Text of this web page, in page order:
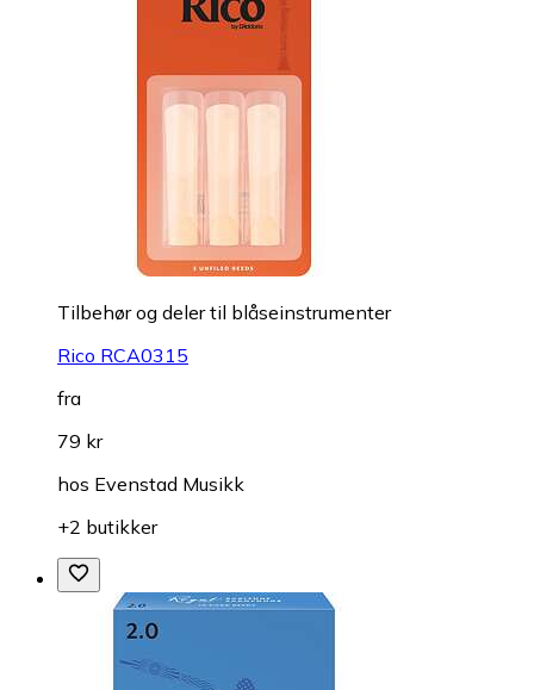
Tilbehør og deler til blåseinstrumenter
Rico RCA0315
fra
79 kr
hos Evenstad Musikk
+2 butikker